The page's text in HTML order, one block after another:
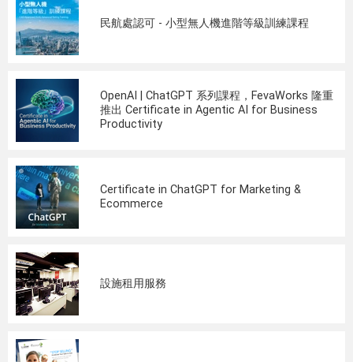
民航處認可 - 小型無人機進階等級訓練課程
OpenAI | ChatGPT 系列課程，FevaWorks 隆重
推出 Certificate in Agentic AI for Business
Productivity
Certificate in ChatGPT for Marketing &
Ecommerce
設施租用服務